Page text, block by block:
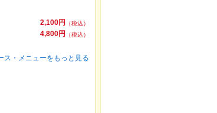
2,100円
（税込）
4,800円
（税込）
ス・メニューをもっと見る